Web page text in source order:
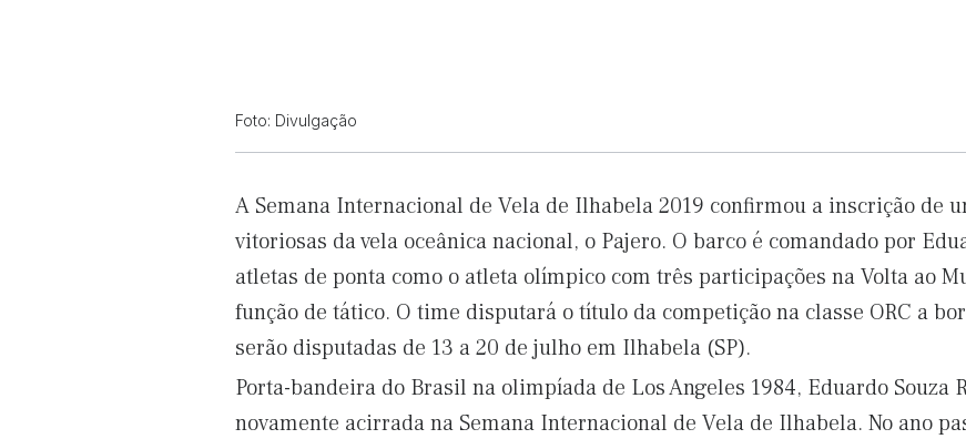
Foto: Divulgação
A Semana Internacional de Vela de Ilhabela 2019 confirmou a inscrição de
vitoriosas da vela oceânica nacional, o Pajero. O barco é comandado por
atletas de ponta como o atleta olímpico com três participações na Volta ao
função de tático. O time disputará o título da competição na classe ORC a
serão disputadas de 13 a 20 de julho em Ilhabela (SP).
Porta-bandeira do Brasil na olimpíada de Los Angeles 1984, Eduardo Souza
novamente acirrada na Semana Internacional de Vela de Ilhabela. No ano